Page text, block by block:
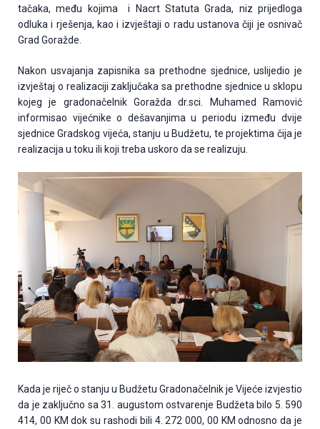
tačaka, među kojima i Nacrt Statuta Grada, niz prijedloga
odluka i rješenja, kao i izvještaji o radu ustanova čiji je osnivač
Grad Goražde.
Nakon usvajanja zapisnika sa prethodne sjednice, uslijedio je
izvještaj o realizaciji zaključaka sa prethodne sjednice u sklopu
kojeg je gradonačelnik Goražda dr.sci. Muhamed Ramović
informisao vijećnike o dešavanjima u periodu između dvije
sjednice Gradskog vijeća, stanju u Budžetu, te projektima čija je
realizacija u toku ili koji treba uskoro da se realizuju.
Kada je riječ o stanju u Budžetu Gradonačelnik je Vijeće izvjestio
da je zaključno sa 31. augustom ostvarenje Budžeta bilo 5. 590
414, 00 KM dok su rashodi bili 4. 272 000, 00 KM odnosno da je